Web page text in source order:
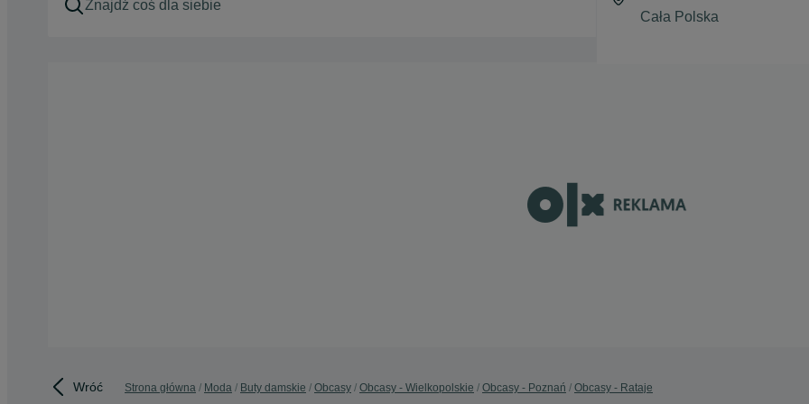
Wróć Strona główna Moda Buty damskie Obcasy Obcasy - Wielkopolskie Obcasy - Poznań Obcasy - Rataje